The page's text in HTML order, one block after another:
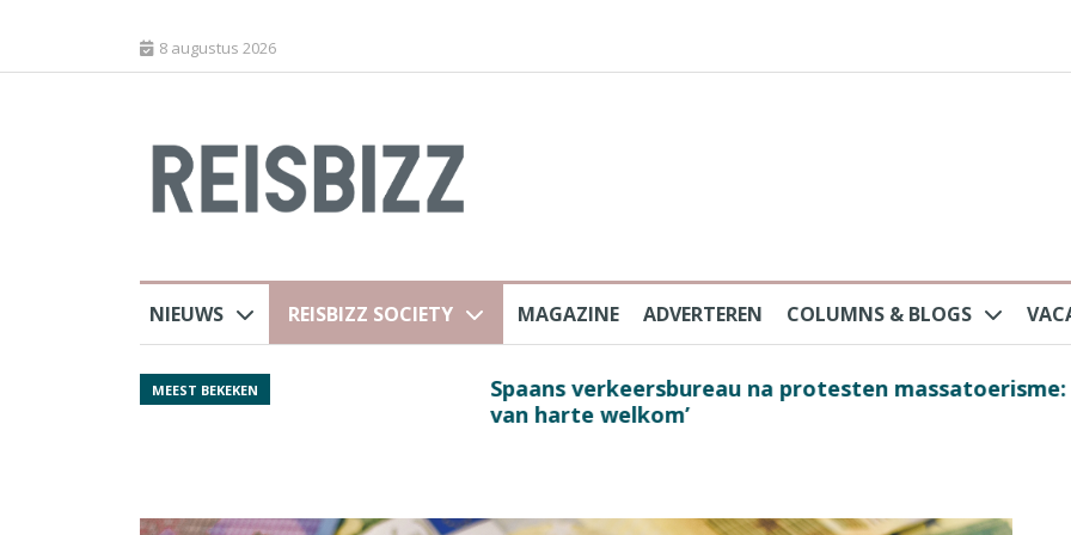
8 augustus 2026
NIEUWS REISBIZZ SOCIETY MAGAZINE ADVERTEREN COLUMNS & BLOGS
MEEST BEKEKEN
Spaans verkeersbureau na protesten massatoerisme: ‘Nederlandse
van harte welkom’